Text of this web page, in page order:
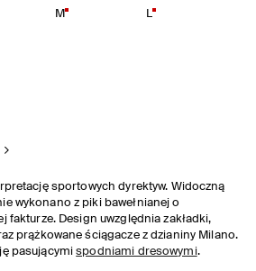
M L
sportowych dyrektyw. Widoczną
wykonano z piki bawełnianej o
fakturze. Design uwzględnia zakładki,
prążkowane ściągacze z dzianiny Milano.
pasującymispodniami dresowymi.